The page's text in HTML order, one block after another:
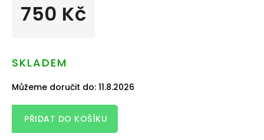
750 Kč
SKLADEM
Můžeme doručit do: 11.8.2026
PŘIDAT DO KOŠÍKU